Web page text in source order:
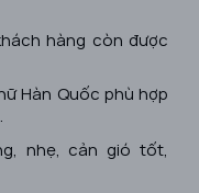
hàng còn được
Hàn Quốc phù hợp
nhẹ, cản gió tốt,